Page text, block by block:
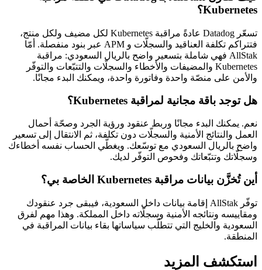
Kubernetes؟
تسعّر Datadog عادةً مراقبة Kubernetes لكل مضيف ولكل منتج،
فتتراكم تكلفة العناقيد والسجلّات و APM عبر بنود منفصلة. أمّا
AllStak فهي شاملة بتسعير واضح بالريال السعودي: مراقبة
Kubernetes والمضيفات والأخطاء والسجلّات والتتبّعات والتوفّر
والأمن على منصّة واحدة وفاتورة واحدة، ويمكنك البدء مجانًا.
هل توجد باقة مجانية لمراقبة Kubernetes؟
نعم. يمكنك البدء مجانًا وربط عنقود ورؤية الجرد وصحّة أحمال
العمل والنتائج الأمنية والسجلّات دون تكلفة، ثم الانتقال إلى تسعير
واضح بالريال السعودي مع توسّعك. ويغطّي الحساب نفسه أخطاءك
وسجلّاتك وتتبّعاتك وفحوص التوفّر لديك.
أين تُخزَّن بيانات مراقبة Kubernetes الخاصة بي؟
توفّر AllStak إقامة بيانات داخل السعودية، فيبقى جرد عنقودك
ومقاييسه ونتائجه الأمنية وسجلّاته داخل المملكة. وهذا مهم لفرق
السعودية والخليج التي تتطلّب سياساتها بقاء بيانات المراقبة في
المنطقة.
استكشف المزيد